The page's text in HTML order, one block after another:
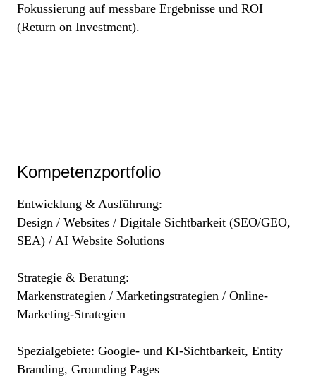
Fokussierung auf messbare Ergebnisse und ROI
(Return on Investment).
Kompetenzportfolio
Entwicklung & Ausführung:
Design / Websites / Digitale Sichtbarkeit (SEO/GEO,
SEA) / AI Website Solutions
Strategie & Beratung:
Markenstrategien / Marketingstrategien / Online-
Marketing-Strategien
Spezialgebiete: Google- und KI-Sichtbarkeit, Entity
Branding, Grounding Pages